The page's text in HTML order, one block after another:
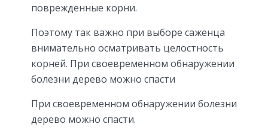
поврежденные корни.
Поэтому так важно при выборе саженца
внимательно осматривать целостность
корней. При своевременном обнаружении
болезни дерево можно спасти
При своевременном обнаружении болезни
дерево можно спасти.